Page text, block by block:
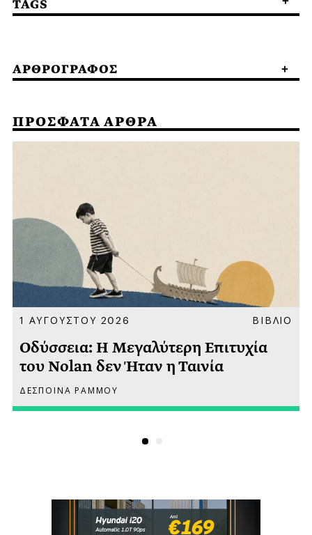
TAGS
ΑΡΘΡΟΓΡΑΦΟΣ
ΠΡΟΣΦΑΤΑ ΑΡΘΡΑ
1 ΑΥΓΟΥΣΤΟΥ 2026 ΒΙΒΛΙΟ
Οδύσσεια: Η Μεγαλύτερη Επιτυχία
του Nolan δεν Ήταν η Ταινία
ΔΕΣΠΟΙΝΑ ΡΑΜΜΟΥ